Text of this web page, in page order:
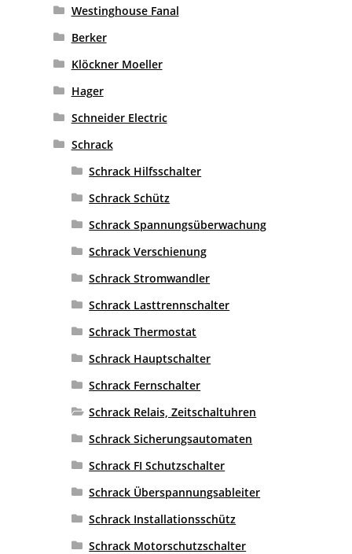
Westinghouse Fanal
Berker
Klöckner Moeller
Hager
Schneider Electric
Schrack
Schrack Hilfsschalter
Schrack Schütz
Schrack Spannungsüberwachung
Schrack Verschienung
Schrack Stromwandler
Schrack Lasttrennschalter
Schrack Thermostat
Schrack Hauptschalter
Schrack Fernschalter
Schrack Relais, Zeitschaltuhren
Schrack Sicherungsautomaten
Schrack FI Schutzschalter
Schrack Überspannungsableiter
Schrack Installationsschütz
Schrack Motorschutzschalter